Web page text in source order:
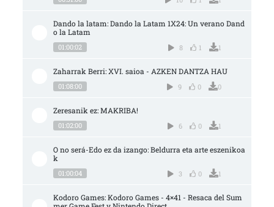
Dando la latam: Dando la Latam 1X24: Un verano Dand
o la Latam
01:00:02 8 1 1
Zaharrak Berri: XVI. saioa - AZKEN DANTZA HAU
01:08:00 9 0 0
Zeresanik ez: MAKRIBA!
01:02:00 6 0 1
O no será-Edo ez da izango: Beldurra eta arte eszenikoa
k
01:00:04 3 0 1
Kodoro Games: Kodoro Games - 4×41 - Resaca del Sum